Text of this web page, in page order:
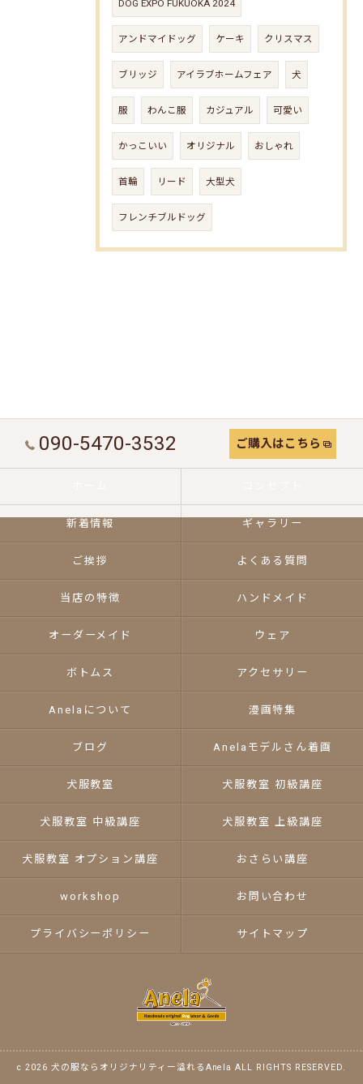
DOG EXPO FUKUOKA 2024
アンドマイドッグ ケーキ クリスマス
ブリッジ アイラブホームフェア 犬
服 わんこ服 カジュアル 可愛い
かっこいい オリジナル おしゃれ
首輪 リード 大型犬
フレンチブルドッグ
090-5470-3532 ご購入はこちら
新着情報 ギャラリー
ご挨拶 よくある質問
当店の特徴 ハンドメイド
オーダーメイド ウェア
ボトムス アクセサリー
Anelaについて 漫画特集
ブログ Anelaモデルさん着画
犬服教室 犬服教室 初級講座
犬服教室 中級講座 犬服教室 上級講座
犬服教室 オプション講座 おさらい講座
workshop お問い合わせ
プライバシーポリシー サイトマップ
c 2026 犬の服ならオリジナリティー溢れるAnela ALL RIGHTS RESERVED.